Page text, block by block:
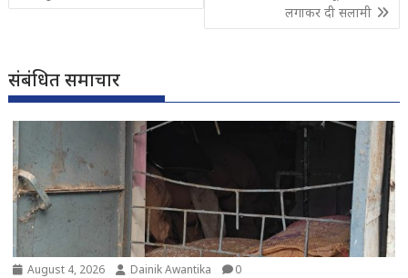
लगाकर दी सलामी
संबंधित समाचार
August 4, 2026 Dainik Awantika 0